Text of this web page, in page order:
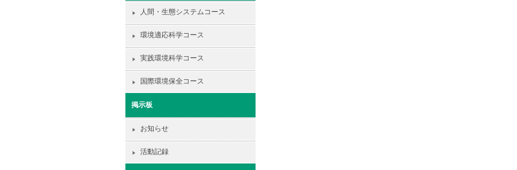
人間・生態システムコース
環境適応科学コース
実践環境科学コース
国際環境保全コース
掲示板
お知らせ
活動記録